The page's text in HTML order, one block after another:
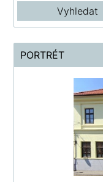
PORTRÉT